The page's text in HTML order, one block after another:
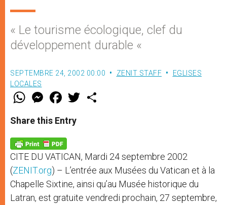
« Le tourisme écologique, clef du
développement durable «
SEPTEMBRE 24, 2002 00:00 ZENIT STAFF
EGLISES
LOCALES
W
t
s
p
p
M
e
s
e
g
e
r
F
a
e
b
o
k
w
Share this Entry
CITE DU VATICAN, Mardi 24 septembre 2002
(ZENIT.org) – L’entrée aux Musées du Vatican et à la
Chapelle Sixtine, ainsi qu’au Musée historique du
Latran, est gratuite vendredi prochain, 27 septembre,